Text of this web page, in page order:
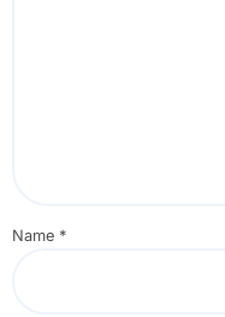
Name *